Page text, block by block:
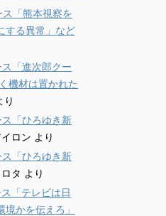
「熊本視察を
する異常」など
「進次郎クー
機材は置かれた
り
「ひろゆき新
ロン より
「ひろゆき新
タ より
「テレビは日
かを伝えろ」